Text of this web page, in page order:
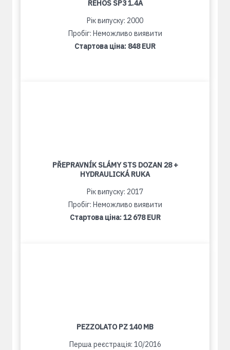
REHOS SP3 1.4A
Рік випуску: 2000
Пробіг: Неможливо виявити
Стартова ціна: 848 EUR
PŘEPRAVNÍK SLÁMY STS DOZAN 28 +
HYDRAULICKÁ RUKA
Рік випуску: 2017
Пробіг: Неможливо виявити
Стартова ціна:12 678 EUR
PEZZOLATO PZ 140 MB
Перша реєстрація: 10/2016